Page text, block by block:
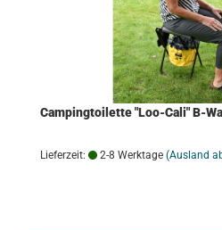
Campingtoilette "Loo-Cali" B-
Lieferzeit: 2-8 Werktage (Ausland